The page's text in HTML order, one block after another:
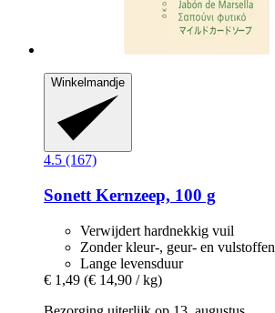
Winkelmandje
4.5 (167)
Sonett Kernzeep, 100 g
Verwijdert hardnekkig vuil
Zonder kleur-, geur- en vulstoffen
Lange levensduur
€ 1,49 (€ 14,90 / kg)